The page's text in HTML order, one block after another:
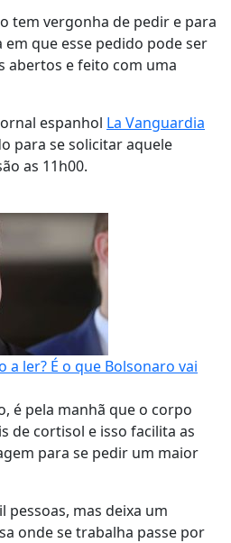
tem vergonha de pedir e para
que esse pedido pode ser
abertos e feito com uma
espanhol La Vanguardia
para se solicitar aquele
as 11h00.
a ler? É o que Bolsonaro vai
é pela manhã que o corpo
de cortisol e isso facilita as
para se pedir um maior
pessoas, mas deixa um
onde se trabalha passe por